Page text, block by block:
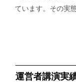
ています。その実
運営者講演実